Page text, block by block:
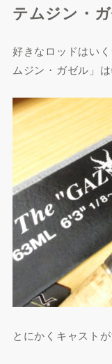
テムジン・
好きなロッドはい
ムジン・ガゼル」
とにかくキャストが